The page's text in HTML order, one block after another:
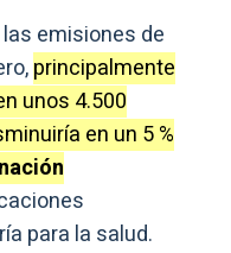
emisiones de
principalmente
unos 4.500
en un 5 %
para la salud.